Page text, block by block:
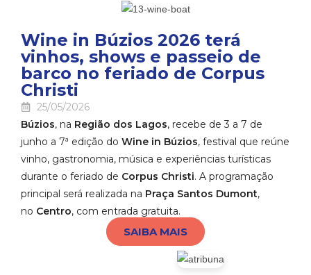
Wine in Búzios 2026 terá
vinhos, shows e passeio de
barco no feriado de Corpus
Christi
25/05/2026
Búzios, na Região dos Lagos, recebe de 3 a 7 de
junho a 7ª edição do Wine in Búzios, festival que reúne
vinho, gastronomia, música e experiências turísticas
durante o feriado de Corpus Christi. A programação
principal será realizada na Praça Santos Dumont,
no Centro, com entrada gratuita.
SAIBA MAIS